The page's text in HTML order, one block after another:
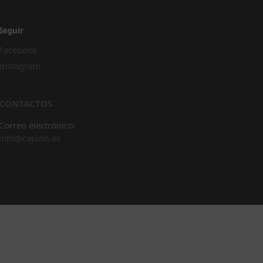
Seguir
Correo electrónico: